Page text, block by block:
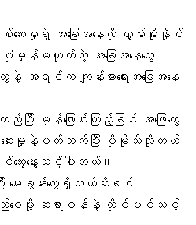
ဒီစစ်ဆေးမှုရဲ့ အခြေအနေကို လွှမ်းမိုးနိုင်
န်မဟုတ်တဲ့ အခြေအနေတွေ
အရင်က ကျန်းမာရေးအခြေအနေ
ြီး မှန်ပြောင်းကြည့်ခြင်း အဖြေတွေ
ဆေးမှုနဲ့ပတ်သက်ပြီး ပိုမိုသိလိုတယ်
းနွေးသင့်ပါတယ်။
မေးခွန်းတွေရှိတယ်ဆိုရင်
းလည်စေဖို့ ဆရာဝန်နဲ့ တိုင်ပင်သင့်